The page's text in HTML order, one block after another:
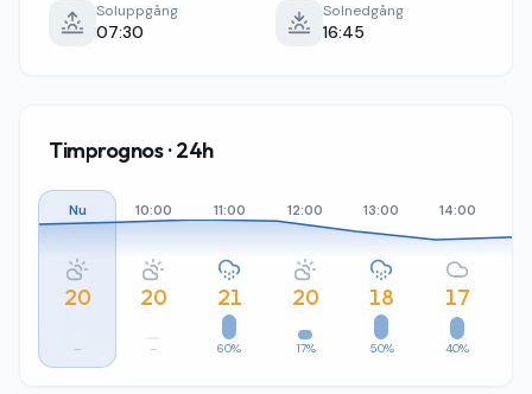
Soluppgång
07:30
Solnedgång
16:45
Timprognos · 24h
Nu
20
–
10:00
20
–
11:00
21
60%
12:00
20
17%
13:00
18
50%
14:00
17
40%